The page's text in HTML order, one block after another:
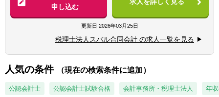
◆向上心や目標、ビジョンを持ち仕事に取り
組める方
具体的には・・・
■税務顧問業務
■会社設立業務
■相続業務
■経営コンサルティング業務他
【クライアント形態】
建設、IT、医療、飲食、教育分野等、ある分
申し込む
更新日 2026年03月25日
税理士法人スバル合同会計 の求人一覧を見る
人気の条件 （現在の検索条件に追加）
公認会計士 公認会計士試験合格 会計事務所・税理士法人 年